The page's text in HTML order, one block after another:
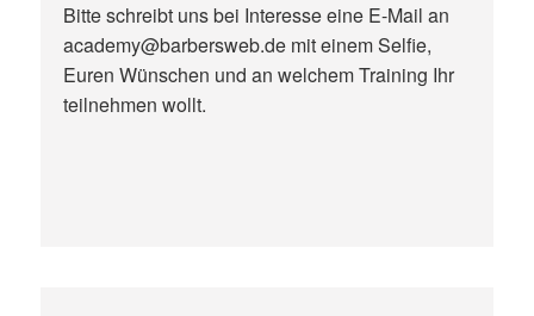
Bitte schreibt uns bei Interesse eine E-Mail an
academy@barbersweb.de mit einem Selfie,
Euren Wünschen und an welchem Training Ihr
teilnehmen wollt.